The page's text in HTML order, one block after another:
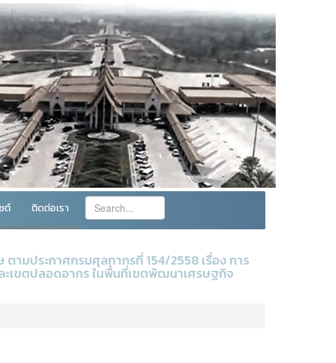
ต์ ติดต่อเรา
ามประกาศกรมศุลกากรที่ 154/2558 เรื่อง การ
ขตปลอดอากร ในพื้นที่เขตพัฒนาเศรษฐกิจ